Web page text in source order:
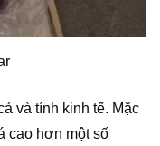
và tính kinh tế. Mặc
cao hơn một số